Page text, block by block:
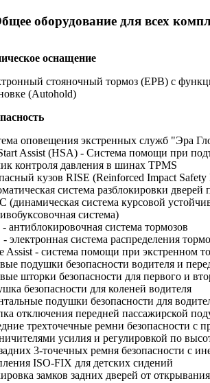
оборудование для всех
оснащение
стояночный тормоз (EPB) с
(Autohold)
оповещения экстренных служб "Эра
Assist (HSA) - Система помощи при
контроля давления в шинах TPMS
кузов RISE (Reinforced Impact
система разблокировки дверей
(динамическая система курсовой
система)
антиблокировочная система тормозов
электронная система распределения
Assist - система помощи при экстренном
подушки безопасности водителя и
шторки безопасности для первого и
безопасности для коленей водителя
подушки безопасности для
отключения передней пассажирской
трехточечные ремни безопасности с
усилия и регулировкой по
3-точечных ремня безопасности с
ISO-FIX для детских сидений
замков задних дверей от